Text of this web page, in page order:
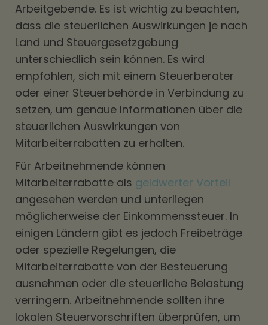
Arbeitgebende. Es ist wichtig zu beachten,
dass die steuerlichen Auswirkungen je nach
Land und Steuergesetzgebung
unterschiedlich sein können. Es wird
empfohlen, sich mit einem Steuerberater
oder einer Steuerbehörde in Verbindung zu
setzen, um genaue Informationen über die
steuerlichen Auswirkungen von
Mitarbeiterrabatten zu erhalten.
Für Arbeitnehmende können
Mitarbeiterrabatte als geldwerter Vorteil
angesehen werden und unterliegen
möglicherweise der Einkommenssteuer. In
einigen Ländern gibt es jedoch Freibeträge
oder spezielle Regelungen, die
Mitarbeiterrabatte von der Besteuerung
ausnehmen oder die steuerliche Belastung
verringern. Arbeitnehmende sollten ihre
lokalen Steuervorschriften überprüfen, um